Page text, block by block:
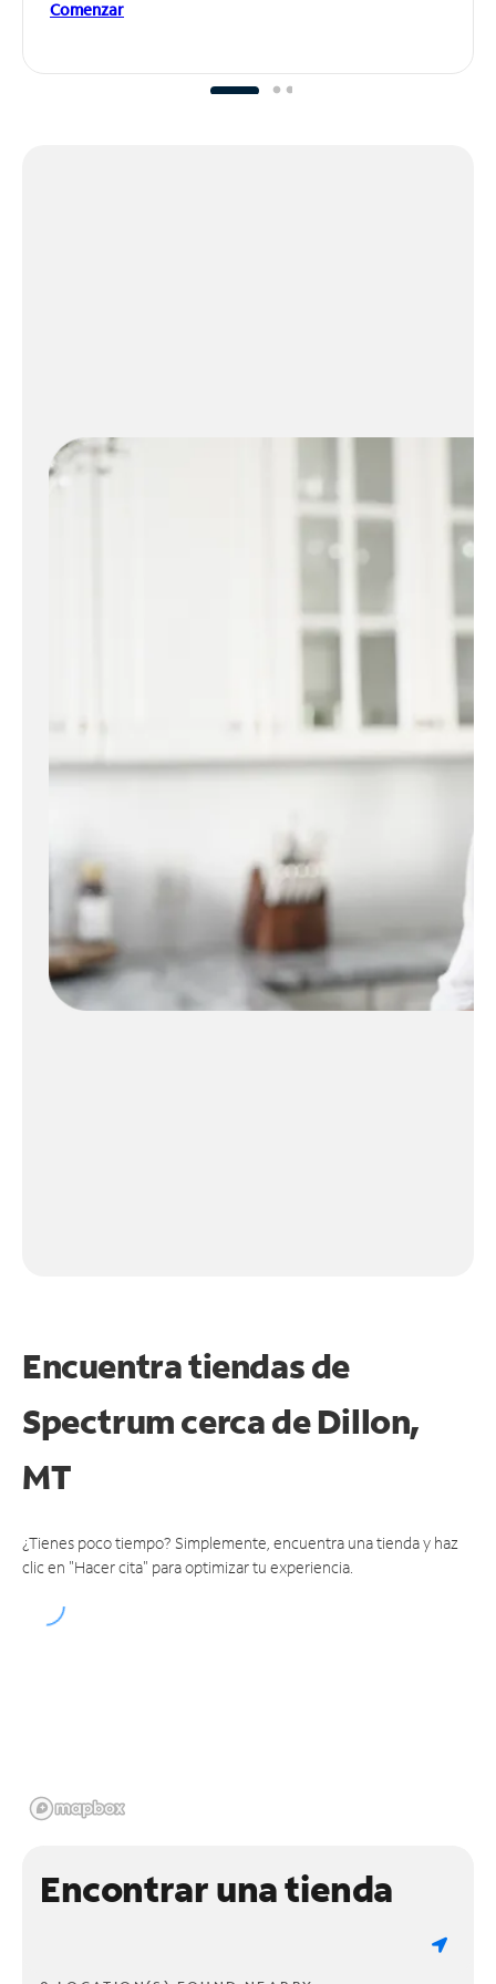
Comenzar
Encuentra tiendas de
Spectrum cerca deDillon,
MT
¿Tienes poco tiempo? Simplemente, encuentra una tienda y haz
clic en "Hacer cita" para optimizar tu experiencia.
Encontrar una tienda